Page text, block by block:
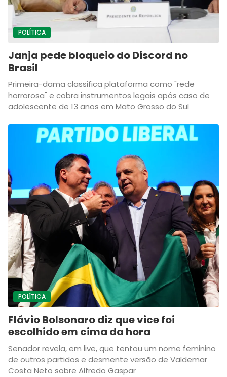
POLÍTICA
Janja pede bloqueio do Discord no
Brasil
Primeira-dama classifica plataforma como "rede
horrorosa" e cobra instrumentos legais após caso de
adolescente de 13 anos em Mato Grosso do Sul
POLÍTICA
Flávio Bolsonaro diz que vice foi
escolhido em cima da hora
Senador revela, em live, que tentou um nome feminino
de outros partidos e desmente versão de Valdemar
Costa Neto sobre Alfredo Gaspar